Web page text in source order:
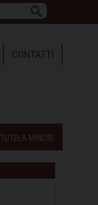
CONTATTI
TUTELA MINORI